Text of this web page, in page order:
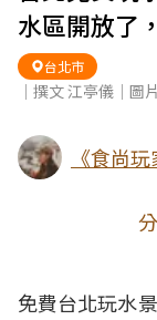
水區開放了
台北市
｜撰文 江亭儀｜圖
《食尚
免費台北玩水